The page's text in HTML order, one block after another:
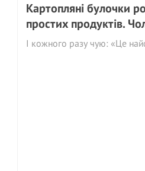
Картопляні булочки
простих продуктів.
І кожного разу чую: «Це